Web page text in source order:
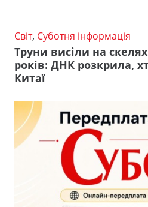
Світ, Суботня інформація
Труни висіли на
років: ДНК розкрила,
Китаї